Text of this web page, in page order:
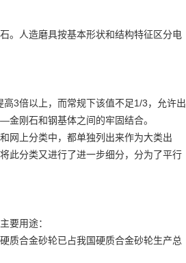
。人造磨具按基本形状和结构特征区分电
3倍以上，而常规下该值不足1/3，允许出
刚石和钢基体之间的牢固结合。
网上分类中，都单独列出来作为大类出
此分类又进行了进一步细分，分为了平行
要用途：
质合金砂轮已占我国硬质合金砂轮生产总